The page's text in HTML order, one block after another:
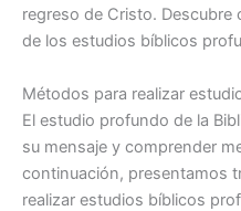
regreso de Cristo.
de los estudios bíblicos
Métodos para realizar
El estudio profundo de la
su mensaje y comprender
continuación, presentamos
realizar estudios bíblicos